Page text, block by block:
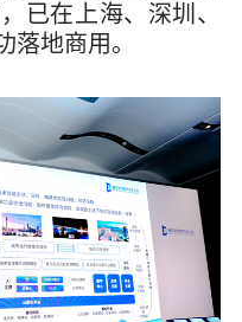
已在上海、深圳、
落地商用。